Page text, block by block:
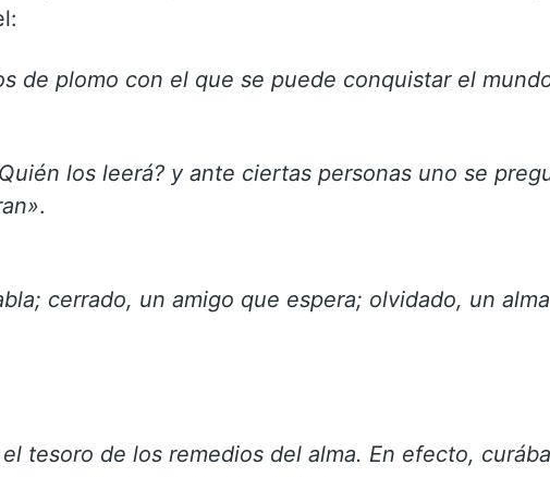
de plomo con el que se puede conquistar el
los leerá? y ante ciertas personas uno se
.
cerrado, un amigo que espera; olvidado, un
tesoro de los remedios del alma. En efecto,